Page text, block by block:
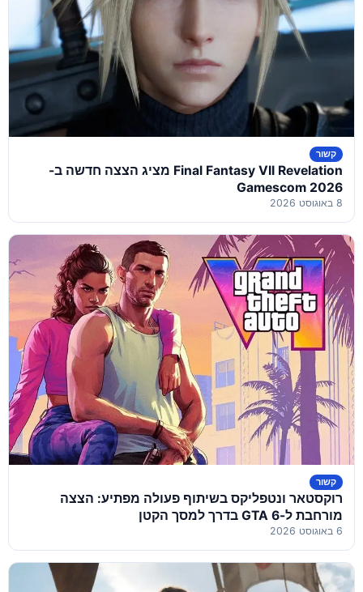
קשור
Final Fantasy VII Revelation מציג הצצה חדשה ב-
Gamescom 2026
8 באוגוסט 2026
קשור
רוקסטאר ונטפליקס בשיתוף פעולה מפתיע: הצצה
מורחבת ל-GTA 6 בדרך למסך הקטן
6 באוגוסט 2026